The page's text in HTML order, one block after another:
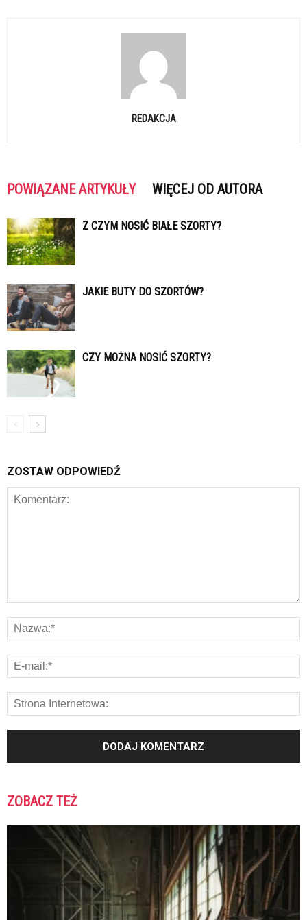
REDAKCJA
POWIĄZANE ARTYKUŁY WIĘCEJ OD AUTORA
Z CZYM NOSIĆ BIAŁE SZORTY?
JAKIE BUTY DO SZORTÓW?
CZY MOŻNA NOSIĆ SZORTY?
ZOSTAW ODPOWIEDŹ
ZOBACZ TEŻ